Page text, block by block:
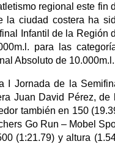
regional este fin
la ciudad costera ha
Infantil de la Región
para las
Absoluto de 10.000m.l.
I Jornada de la
Juan David Pérez, de
también en 150
Go Run – Mobel
(1:21.79) y altura